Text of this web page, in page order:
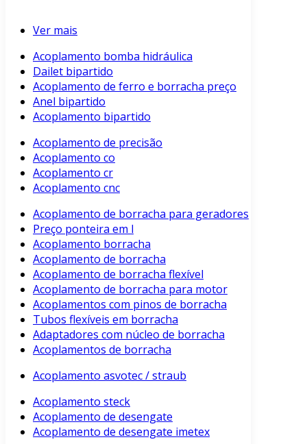
Ver mais
Acoplamento bomba hidráulica
Dailet bipartido
Acoplamento de ferro e borracha preço
Anel bipartido
Acoplamento bipartido
Acoplamento de precisão
Acoplamento co
Acoplamento cr
Acoplamento cnc
Acoplamento de borracha para geradores
Preço ponteira em l
Acoplamento borracha
Acoplamento de borracha
Acoplamento de borracha flexível
Acoplamento de borracha para motor
Acoplamentos com pinos de borracha
Tubos flexíveis em borracha
Adaptadores com núcleo de borracha
Acoplamentos de borracha
Acoplamento asvotec / straub
Acoplamento steck
Acoplamento de desengate
Acoplamento de desengate imetex